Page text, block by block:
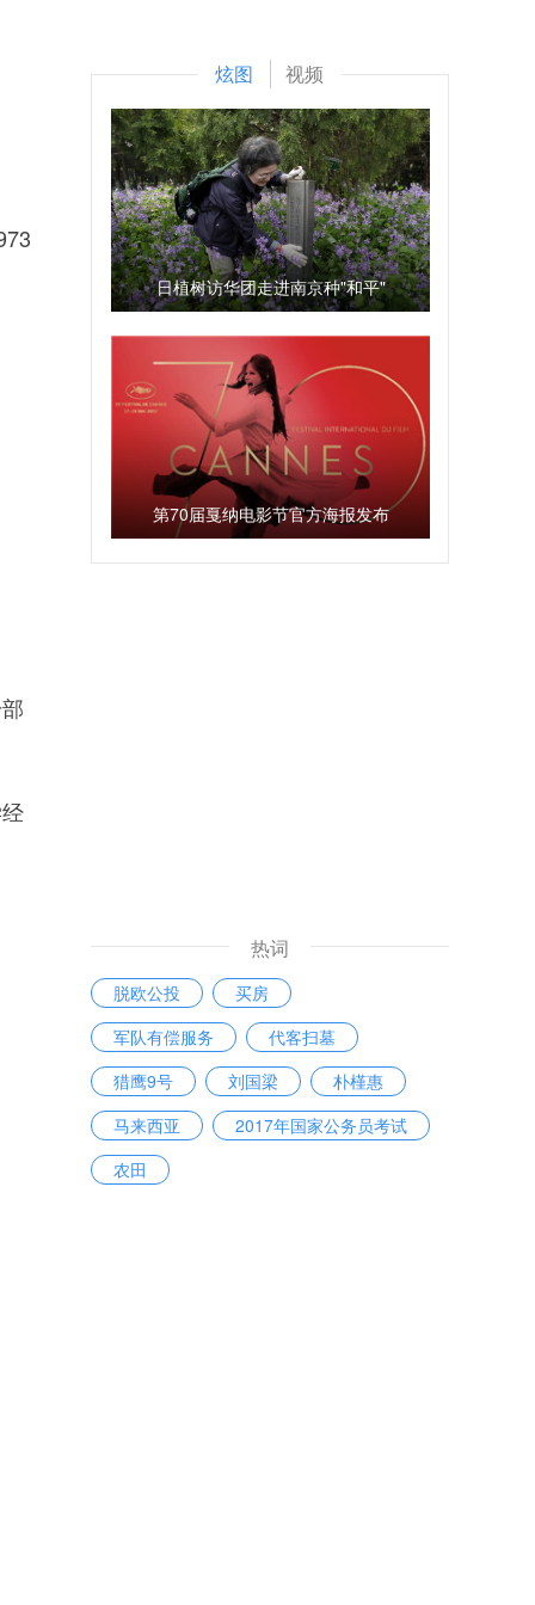
炫图 视频
日植树访华团走进南京种"和平"
第70届戛纳电影节官方海报发布
热词
脱欧公投
买房
军队有偿服务
代客扫墓
猎鹰9号
刘国梁
朴槿惠
马来西亚
2017年国家公务员考试
农田